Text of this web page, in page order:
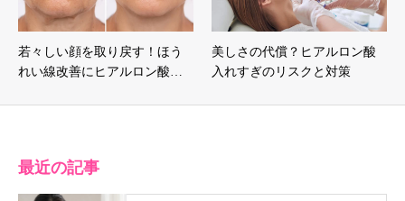
若々しい顔を取り戻す！ほう
れい線改善にヒアルロン酸…
美しさの代償？ヒアルロン酸
入れすぎのリスクと対策
最近の記事